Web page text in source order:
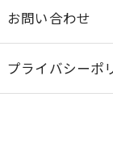
お問い合わせ
プライバシーポ